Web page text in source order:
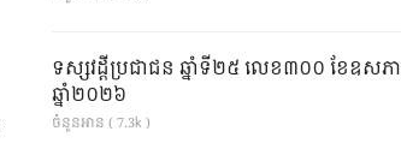
ទស្សវដ្តីប្រជាជន ឆ្នាំទី២៥ លេខ៣០០ ខែឧសភា
ឆ្នាំ២០២៦
ចំនួនអាន ( 7.3k )